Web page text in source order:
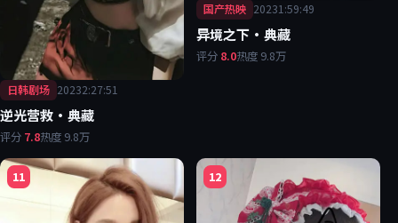
日韩剧场 20232:27:51
逆光营救·典藏
评分 7.8热度 9.8万
国产热映 20231:59:49
异境之下·典藏
评分 8.0热度 9.8万
11 12